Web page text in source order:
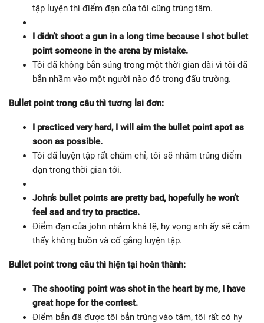
tập luyện thì điểm đạn của tôi cũng trúng tâm.
I didn’t shoot a gun in a long time because I shot bullet
point someone in the arena by mistake.
Tôi đã không bắn súng trong một thời gian dài vì tôi đã
bắn nhầm vào một người nào đó trong đấu trường.
Bullet point trong câu thì tương lai đơn:
I practiced very hard, I will aim the bullet point spot as
soon as possible.
Tôi đã luyện tập rất chăm chỉ, tôi sẽ nhắm trúng điểm
đạn trong thời gian tới.
John’s bullet points are pretty bad, hopefully he won’t
feel sad and try to practice.
Điểm đạn của john nhắm khá tệ, hy vọng anh ấy sẽ cảm
thấy không buồn và cố gắng luyện tập.
Bullet point trong câu thì hiện tại hoàn thành:
The shooting point was shot in the heart by me, I have
great hope for the contest.
Điểm bắn đã được tôi bắn trúng vào tâm, tôi rất có hy